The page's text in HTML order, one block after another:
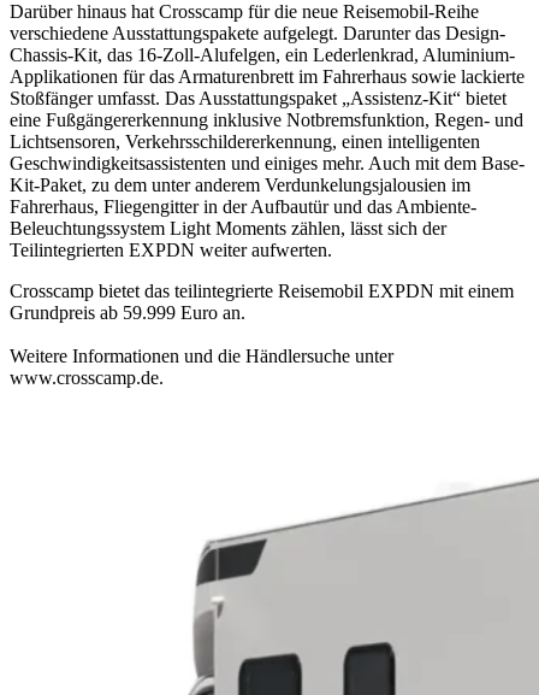
Darüber hinaus hat Crosscamp für die neue Reisemobil-Reihe
verschiedene Ausstattungspakete aufgelegt. Darunter das Design-
Chassis-Kit, das 16-Zoll-Alufelgen, ein Lederlenkrad, Aluminium-
Applikationen für das Armaturenbrett im Fahrerhaus sowie lackierte
Stoßfänger umfasst. Das Ausstattungspaket „Assistenz-Kit“ bietet
eine Fußgängererkennung inklusive Notbremsfunktion, Regen- und
Lichtsensoren, Verkehrsschildererkennung, einen intelligenten
Geschwindigkeitsassistenten und einiges mehr. Auch mit dem Base-
Kit-Paket, zu dem unter anderem Verdunkelungsjalousien im
Fahrerhaus, Fliegengitter in der Aufbautür und das Ambiente-
Beleuchtungssystem Light Moments zählen, lässt sich der
Teilintegrierten EXPDN weiter aufwerten.
Crosscamp bietet das teilintegrierte Reisemobil EXPDN mit einem
Grundpreis ab 59.999 Euro an.
Weitere Informationen und die Händlersuche unter
www.crosscamp.de.